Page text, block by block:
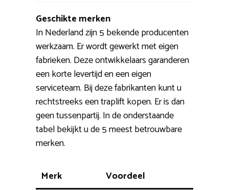
Geschikte merken
In Nederland zijn 5 bekende producenten
werkzaam. Er wordt gewerkt met eigen
fabrieken. Deze ontwikkelaars garanderen
een korte levertijd en een eigen
serviceteam. Bij deze fabrikanten kunt u
rechtstreeks een traplift kopen. Er is dan
geen tussenpartij. In de onderstaande
tabel bekijkt u de 5 meest betrouwbare
merken.
Merk Voordeel